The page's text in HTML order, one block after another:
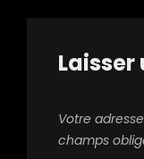
Votre
champs